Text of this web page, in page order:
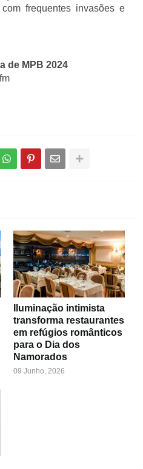
frequentes invasões e
de MPB 2024
Iluminação intimista
transforma restaurantes
em refúgios românticos
para o Dia dos
Namorados
09 Junho, 2026